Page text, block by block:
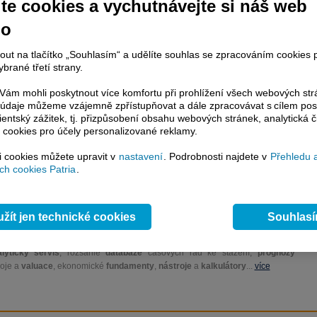
dnes neví, jakým směrem se po včerejší rally vydat. Investoři totiž vyčkávají na
Pluspřípadně uživatelům platformy Patria Direct. Pokud jste klientem
služeb, potom je nutné se Přihlásit.
placeného informačního servisu získáte
bez jakýchkoliv omezení. Veškeré
komentáře a horké zprávy jsou
zpravodajství, ale i další služby získáte v Patria Plus / Investor Plus -
servis, rozsáhlédatabázečasových řad ke stažení,prognózy
a valuace, ekonomické fundamenty, nástroje a kalkulátory... více
cookies a vychutnávejte si náš web
na tlačítko „Souhlasím“ a udělíte souhlas se zpracováním cookies
třetí strany.
mohli poskytnout více komfortu při prohlížení všech webových
můžeme vzájemně zpřístupňovat a dále zpracovávat s cílem
zážitek, tj. přizpůsobení obsahu webových stránek, analytická
pro účely personalizované reklamy.
cookies můžete upravit v nastavení . Podrobnosti najdete v Přehledu
cookies Patria
jen technické cookies